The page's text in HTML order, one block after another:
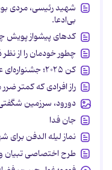
شهید رئیسی، مردی
بی‌ادعا.
کدهای پیشواز پویش
چطور خودمان را از نظر ذهنی ۳۸ برابر
کن ۲۰۲۵؛ جشنواره‌ای علیه خانواده
راز افرادی که کمتر
دورود، سرزمین
جان فدا
نماز لیله الدفن
طرح اختصاصی تبیان